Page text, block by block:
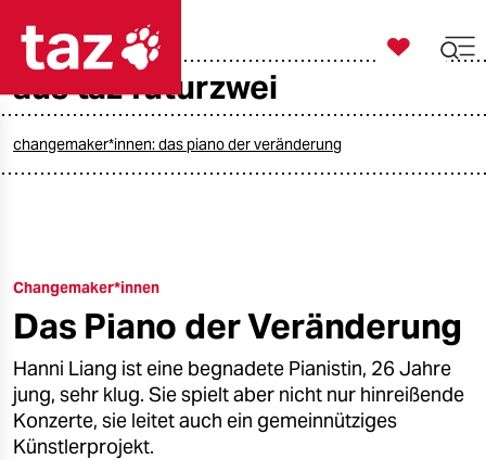
taz zahl ich
öko
gesellschaft
kultur
sport

taz zahl ich
aus taz futurzwei
changemaker*innen: das piano der veränderung
Changemaker*innen
Das Piano der Veränderung
Hanni Liang ist eine begnadete Pianistin, 26 Jahre
jung, sehr klug. Sie spielt aber nicht nur hinreißende
Konzerte, sie leitet auch ein gemeinnütziges
Künstlerprojekt.